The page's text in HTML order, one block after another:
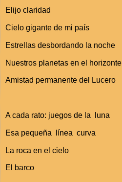
Elijo claridad
Cielo gigante de mi país
Estrellas desbordando la noche
Nuestros planetas en el horizonte
Amistad permanente del Lucero
A cada rato: juegos de la luna
Esa pequeña línea curva
La roca en el cielo
El barco